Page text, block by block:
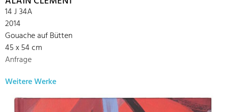
14 J 34A
2014
Gouache auf Bütten
45 x 54 cm
Anfrage
Weitere Werke